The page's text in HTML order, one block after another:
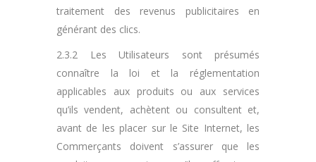
traitement des revenus publicitaires en
générant des clics.
2.3.2 Les Utilisateurs sont présumés
connaître la loi et la réglementation
applicables aux produits ou aux services
qu’ils vendent, achètent ou consultent et,
avant de les placer sur le Site Internet, les
Commerçants doivent s’assurer que les